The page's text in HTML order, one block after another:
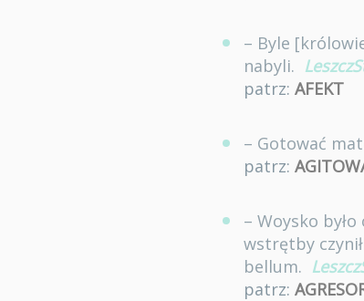
– Byle
nabyli.
patrz: AFEKT
– Gotować
patrz:
– Woysko
wstrętby
bellum.
patrz: